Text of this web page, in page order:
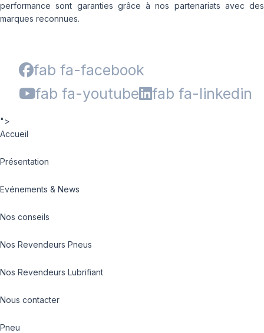
performance sont garanties grâce à nos partenariats avec des
marques reconnues.
fab fa-facebook
fab fa-youtube
fab fa-linkedin
">
Accueil
Présentation
Evénements & News
Nos conseils
Nos Revendeurs Pneus
Nos Revendeurs Lubrifiant
Nous contacter
Pneu